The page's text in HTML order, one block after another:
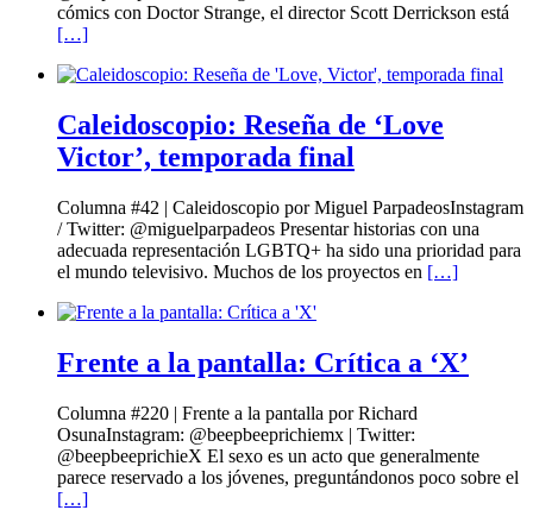
cómics con Doctor Strange, el director Scott Derrickson está
[…]
Caleidoscopio: Reseña de ‘Love
Victor’, temporada final
Columna #42 | Caleidoscopio por Miguel ParpadeosInstagram
/ Twitter: @miguelparpadeos Presentar historias con una
adecuada representación LGBTQ+ ha sido una prioridad para
el mundo televisivo. Muchos de los proyectos en […]
Frente a la pantalla: Crítica a ‘X’
Columna #220 | Frente a la pantalla por Richard
OsunaInstagram: @beepbeeprichiemx | Twitter:
@beepbeeprichieX El sexo es un acto que generalmente
parece reservado a los jóvenes, preguntándonos poco sobre el
[…]